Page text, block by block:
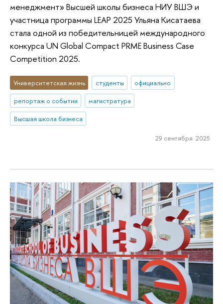
менеджмент» Высшей школы бизнеса НИУ ВШЭ и
участница программы LEAP 2025 Ульяна Кисатаева
стала одной из победительницей международного
конкурса UN Global Compact PRME Business Case
Competition 2025.
Университетская жизнь студенты
официально
репортаж о событии
магистратура
Высшая школа бизнеса
29 сентября 2025